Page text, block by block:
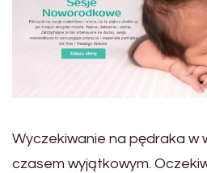
Wyczekiwanie na pędraka w
czasem wyjątkowym.